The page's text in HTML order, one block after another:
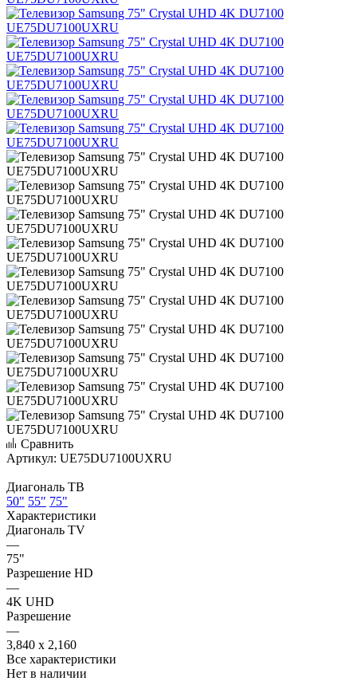
Сравнить
Артикул: UE75DU7100UXRU
Диагональ ТВ
50" 55" 75"
Характеристики
Диагональ TV
—
75"
Разрешение HD
—
4K UHD
Разрешение
—
3,840 x 2,160
Все характеристики
Нет в наличии